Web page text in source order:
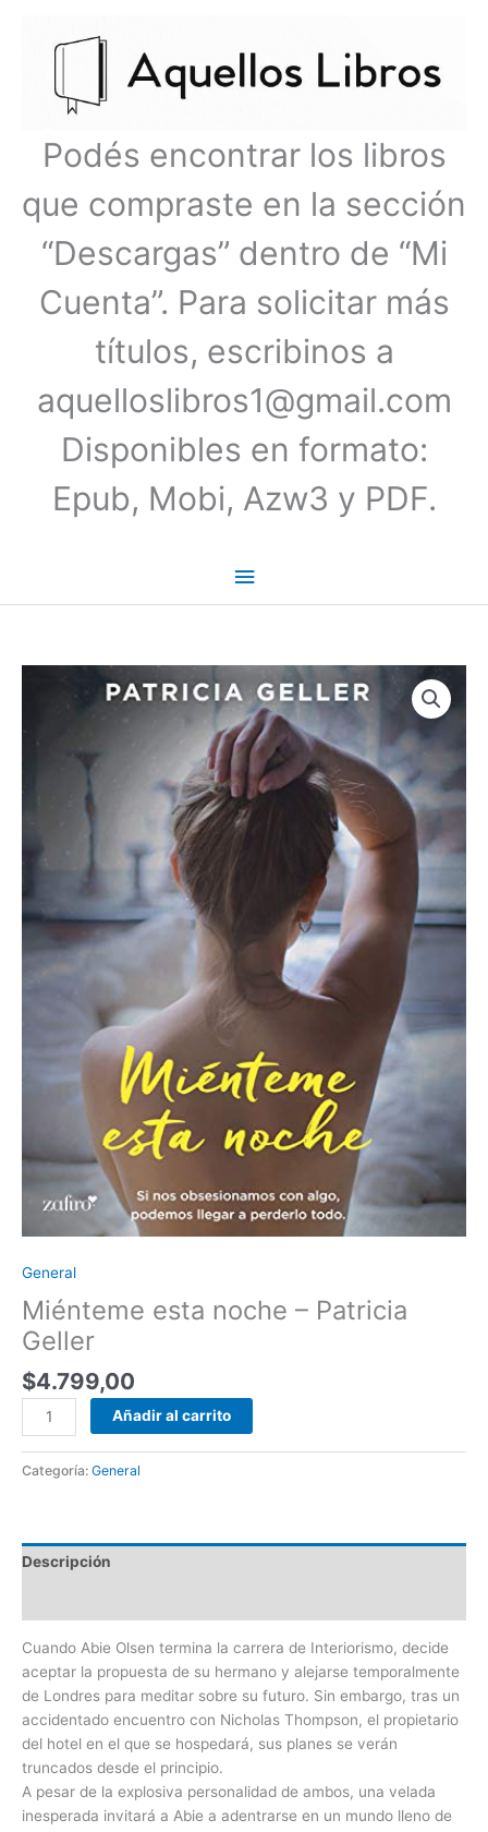
Podés encontrar los libros
que compraste en la sección
“Descargas” dentro de “Mi
Cuenta”. Para solicitar más
títulos, escribinos a
aquelloslibros1@gmail.com
Disponibles en formato:
Epub, Mobi, Azw3 y PDF.
principal
General
Miénteme esta noche – Patricia
Geller
$4.799,00
Añadir al carrito
Categoría: General
Descripción
Cuando Abie Olsen termina la carrera de Interiorismo, decide
aceptar la propuesta de su hermano y alejarse temporalmente
de Londres para meditar sobre su futuro. Sin embargo, tras un
accidentado encuentro con Nicholas Thompson, el propietario
del hotel en el que se hospedará, sus planes se verán
truncados desde el principio.
A pesar de la explosiva personalidad de ambos, una velada
inesperada invitará a Abie a adentrarse en un mundo lleno de